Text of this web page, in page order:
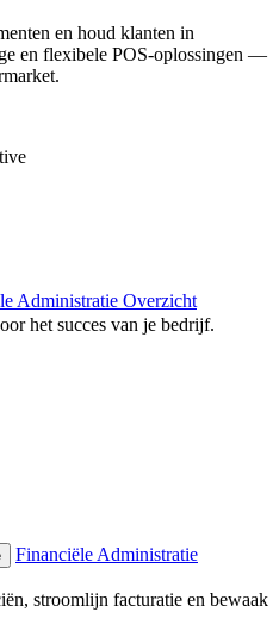
en houd klanten in
en flexibele POS-oplossingen —
Administratie Overzicht
het succes van je bedrijf.
Financiële Administratie
stroomlijn facturatie en bewaak